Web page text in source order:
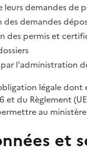
leurs demandes
demandes
des permis et
l'administration
légale
et du Règlement
au
et